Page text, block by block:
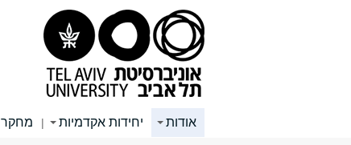
אודות יחידות אקדמיות | מחקר